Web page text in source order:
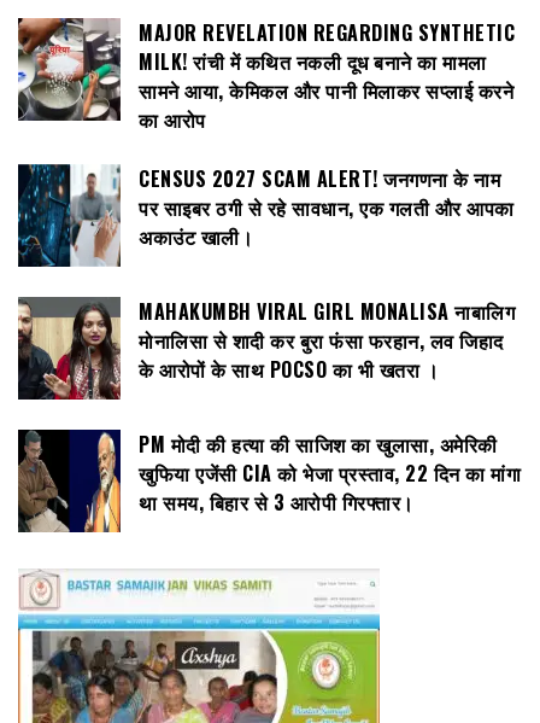
MAJOR REVELATION REGARDING SYNTHETIC
MILK! रांची में कथित नकली दूध बनाने का मामला
सामने आया, केमिकल और पानी मिलाकर सप्लाई करने
का आरोप
CENSUS 2027 SCAM ALERT! जनगणना के नाम
पर साइबर ठगी से रहे सावधान, एक गलती और आपका
अकाउंट खाली।
MAHAKUMBH VIRAL GIRL MONALISA नाबालिग
मोनालिसा से शादी कर बुरा फंसा फरहान, लव जिहाद
के आरोपों के साथ POCSO का भी खतरा ।
PM मोदी की हत्या की साजिश का खुलासा, अमेरिकी
खुफिया एजेंसी CIA को भेजा प्रस्ताव, 22 दिन का मांगा
था समय, बिहार से 3 आरोपी गिरफ्तार।